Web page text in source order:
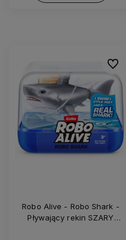
Robo Alive - Robo Shark -
Pływający rekin SZARY
Do